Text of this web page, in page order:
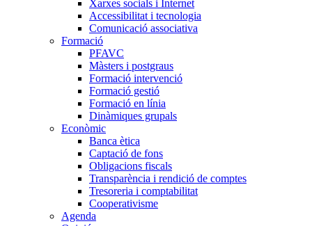
Xarxes socials i Internet
Accessibilitat i tecnologia
Comunicació associativa
Formació
PFAVC
Màsters i postgraus
Formació intervenció
Formació gestió
Formació en línia
Dinàmiques grupals
Econòmic
Banca ètica
Captació de fons
Obligacions fiscals
Transparència i rendició de comptes
Tresoreria i comptabilitat
Cooperativisme
Agenda